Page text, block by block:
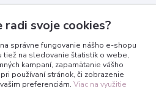
radi svoje cookies?
správne fungovanie nášho e-shopu
tiež na sledovanie štatistík o webe,
kampaní, zapamätanie vášho
používaní stránok, či zobrazenie
preferenciám. Viac na využitie